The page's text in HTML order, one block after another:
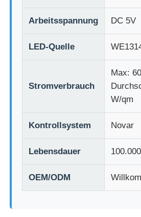
Drohnen-Flug-LED-Bildschirm
Holographischer LED-
LED -Kühlergrillbildschirm
Transparenter Bildschirm
Arbeitsspannung DC 5V
LED-Quelle
Stromverbrauch
Max:
W/qm
Kontrollsystem Novar
Lebensdauer
OEM/ODM